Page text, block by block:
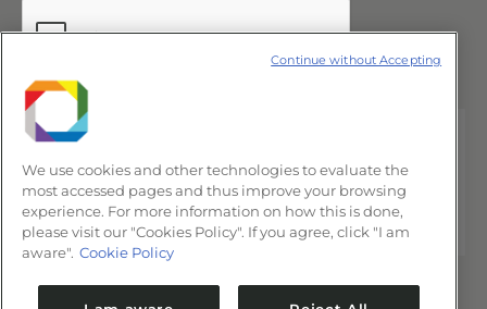
We use cookies and other technologies to evaluate the
most accessed pages and thus improve your browsing
experience. For more information on how this is done,
please visit our "Cookies Policy". If you agree, click "I am
aware". Cookie Policy
Continue without Accepting